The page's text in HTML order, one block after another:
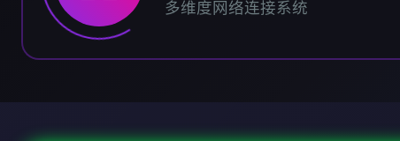
多维度网络连接系统